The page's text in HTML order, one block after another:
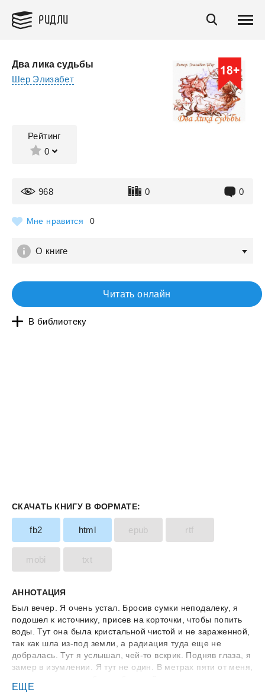
РИДЛИ
Два лика судьбы
Шер Элизабет
Рейтинг
0
968 0 0
Мне нравится 0
О книге
Читать онлайн
В библиотеку
СКАЧАТЬ КНИГУ В ФОРМАТЕ:
fb2 html epub rtf
mobi txt
АННОТАЦИЯ
Был вечер. Я очень устал. Бросив сумки неподалеку, я
подошел к источнику, присев на корточки, чтобы попить
воды. Тут она была кристальной чистой и не зараженной,
так как шла из-под земли, а радиация туда еще не
добралась. Тут я услышал, чей-то вскрик. Подняв глаза, я
замер в изумлении. Я тут не один. В метрах пяти от меня,
стояло какое-то существо. Скорее больше женщина, чем
ЕЩЕ